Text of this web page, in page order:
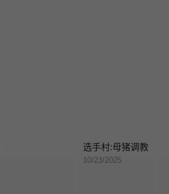
选手村:母猪调教
10/23/2025